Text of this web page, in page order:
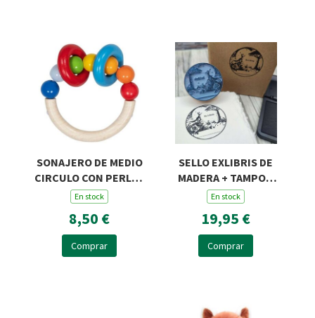
SONAJERO DE MEDIO
CIRCULO CON PERLAS
Y DOS ANILLAS
En stock
8,50 €
Comprar
SELLO EXLIBRIS DE
MADERA + TAMPON
ROSA Y ZORRO R45
En stock
19,95 €
Comprar